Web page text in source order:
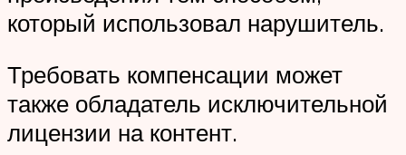
который использовал нарушитель.
Требовать компенсации может
также обладатель исключительной
лицензии на контент.